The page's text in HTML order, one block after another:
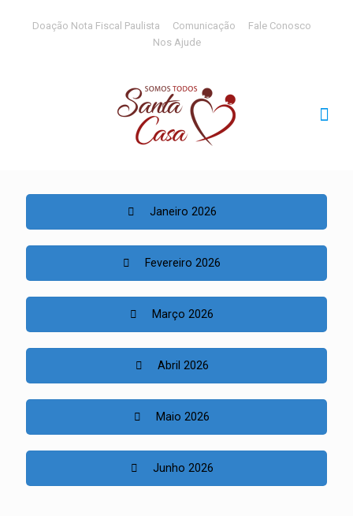
Doação Nota Fiscal Paulista Comunicação
Fale Conosco
Nos Ajude
Janeiro 2026
Fevereiro 2026
Março 2026
Abril 2026
Maio 2026
Junho 2026